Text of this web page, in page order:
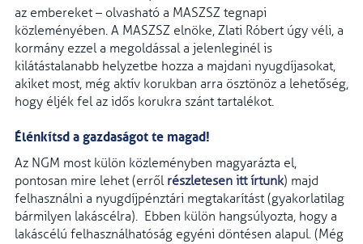
az embereket – olvasható a MASZSZ tegnapi
közleményében. A MASZSZ elnöke, Zlati Róbert úgy véli, a
kormány ezzel a megoldással a jelenleginél is
kilátástalanabb helyzetbe hozza a majdani nyugdíjasokat,
akiket most, még aktív korukban arra ösztönöz a lehetőség,
hogy éljék fel az idős korukra szánt tartalékot.
Élénkítsd a gazdaságot te magad!
Az NGM most külön közleményben magyarázta el,
pontosan mire lehet (erről részletesen itt írtunk) majd
felhasználni a nyugdíjpénztári megtakarítást (gyakorlatilag
bármilyen lakáscélra). Ebben külön hangsúlyozta, hogy a
lakáscélú felhasználhatóság egyéni döntésen alapul. (Még